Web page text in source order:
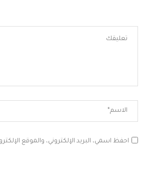
احفظ اسمي، البريد الإلكتروني، والموقع